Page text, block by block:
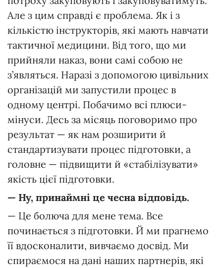
Але з цим справді є проблема. Як і з
кількістю інструкторів, які мають навчати
тактичної медицини. Від того, що ми
прийняли наказ, вони самі собою не
з’являться. Наразі з допомогою цивільних
організацій ми запустили процес в
одному центрі. Побачимо всі плюси-
мінуси. Десь за місяць поговоримо про
результат — як нам розширити й
стандартизувати процес підготовки, а
головне — підвищити й «стабілізувати»
якість цієї підготовки.
— Ну, принаймні це чесна відповідь.
— Це болюча для мене тема. Все
починається з підготовки. Й ми прагнемо
її вдосконалити, вивчаємо досвід. Ми
спираємося на дані наших партнерів, які